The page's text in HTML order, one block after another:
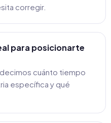
corregir.
para posicionarte
cuánto tiempo
específica y qué